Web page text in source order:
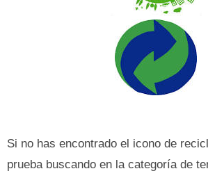
Si no has encontrado el icono de
prueba buscando en la categoría de